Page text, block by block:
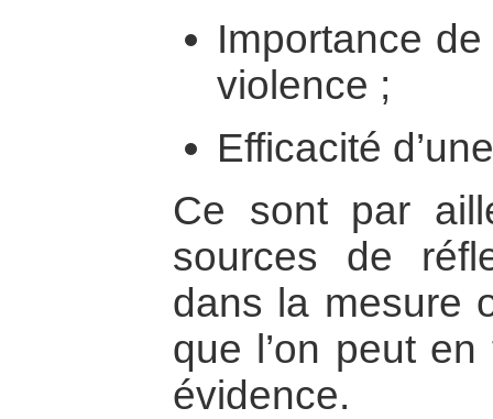
Importance
violence ;
Efficacité
Ce sont par
sources de
dans la mesure
que l’on peut
évidence.